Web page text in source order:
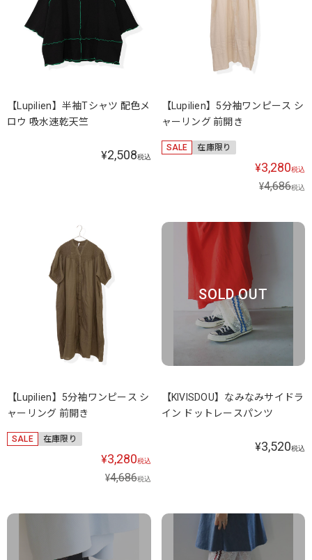
【Lupilien】半袖Tシャツ 配色メ
ロウ 吸水速乾天竺
¥2,508税込
【Lupilien】5分袖ワンピース シ
ャーリング 前開き
SALE 在庫限り
¥3,280税込
¥4,686税込
【Lupilien】5分袖ワンピース シ
ャーリング 前開き
SALE 在庫限り
¥3,280税込
¥4,686税込
SOLD OUT
【KIVISDOU】なみなみサイドラ
イン ドットレースパンツ
¥3,520税込